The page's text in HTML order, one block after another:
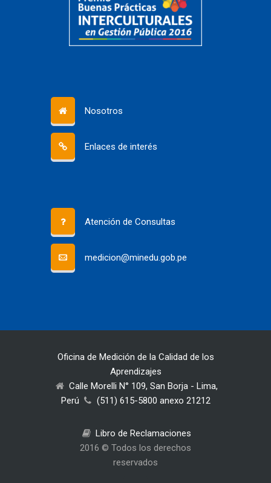
Nosotros
Enlaces de interés
Atención de Consultas
medicion@minedu.gob.pe
Oficina de Medición de la Calidad de los
Aprendizajes
Calle Morelli N° 109, San Borja - Lima,
Perú
(511) 615-5800 anexo 21212
Libro de Reclamaciones
2016 © Todos los derechos
reservados